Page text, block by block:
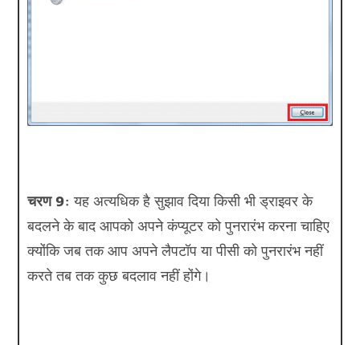
चरण 9: यह अत्यधिक हैसुझाव दियाकिसी भी ड्राइवर के
बदलने के बाद आपको अपने कंप्यूटर को पुनरारंभ करना चाहिए
क्योंकि जब तक आप अपने लैपटॉप या पीसी को पुनरारंभ नहीं
करते तब तक कुछ बदलाव नहीं होंगे।